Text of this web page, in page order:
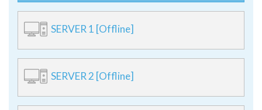
SERVER 1 [Offline]
SERVER 2 [Offline]